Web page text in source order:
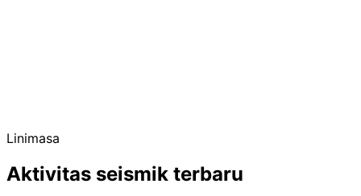
Linimasa
Aktivitas seismik terbaru